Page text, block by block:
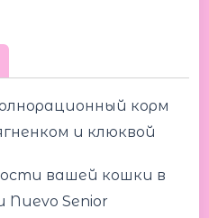
корм
и клюквой
вашей кошки в
Senior